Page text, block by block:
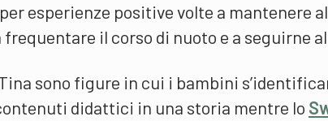
esperienze positive volte a mantenere
frequentare il corso di nuoto e a seguirne
sono figure in cui i bambini
didattici in una storia mentre lo